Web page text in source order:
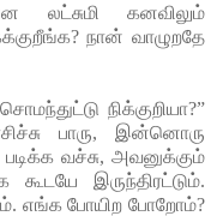
கனவிலும்
நான் வாழுறதே
நிக்குறியா?”
பாரு, இன்னொரு
வச்சு, அவனுக்கும்
இருந்திரட்டும்.
எங்க போயிற போறோம்?